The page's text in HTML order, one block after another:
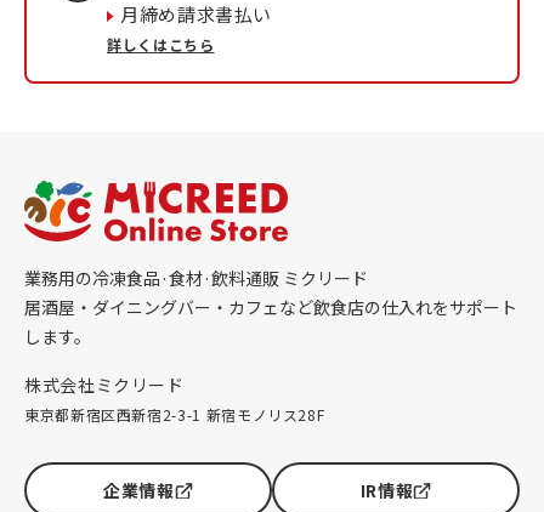
月締め請求書払い
詳しくはこちら
業務用の冷凍食品·食材·飲料通販 ミクリード
居酒屋・ダイニングバー・カフェなど飲食店の仕入れをサポート
します。
株式会社ミクリード
東京都新宿区西新宿2-3-1 新宿モノリス28F
企業情報 IR情報